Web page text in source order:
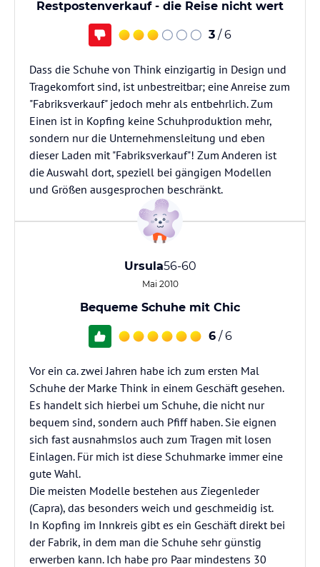
Restpostenverkauf - die Reise nicht wert
3 / 6
Dass die Schuhe von Think einzigartig in Design und
Tragekomfort sind, ist unbestreitbar; eine Anreise zum
"Fabriksverkauf" jedoch mehr als entbehrlich. Zum
Einen ist in Kopfing keine Schuhproduktion mehr,
sondern nur die Unternehmensleitung und eben
dieser Laden mit "Fabriksverkauf"! Zum Anderen ist
die Auswahl dort, speziell bei gängigen Modellen
und Größen ausgesprochen beschränkt.
Ursula56-60
Mai 2010
Bequeme Schuhe mit Chic
6 / 6
Vor ein ca. zwei Jahren habe ich zum ersten Mal
Schuhe der Marke Think in einem Geschäft gesehen.
Es handelt sich hierbei um Schuhe, die nicht nur
bequem sind, sondern auch Pfiff haben. Sie eignen
sich fast ausnahmslos auch zum Tragen mit losen
Einlagen. Für mich ist diese Schuhmarke immer eine
gute Wahl.
Die meisten Modelle bestehen aus Ziegenleder
(Capra), das besonders weich und geschmeidig ist.
In Kopfing im Innkreis gibt es ein Geschäft direkt bei
der Fabrik, in dem man die Schuhe sehr günstig
erwerben kann. Ich habe pro Paar mindestens 30